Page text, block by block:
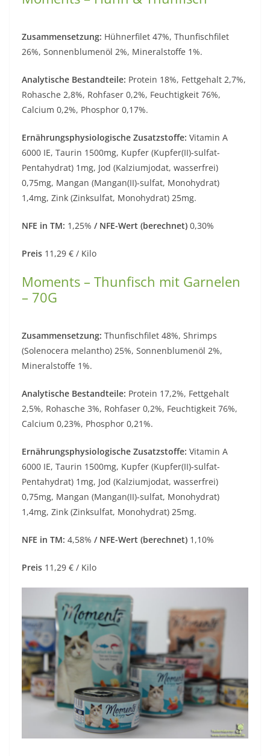
Zusammensetzung: Hühnerfilet 47%, Thunfischfilet
26%, Sonnenblumenöl 2%, Mineralstoffe 1%.
Analytische Bestandteile: Protein 18%, Fettgehalt 2,7%,
Rohasche 2,8%, Rohfaser 0,2%, Feuchtigkeit 76%,
Calcium 0,2%, Phosphor 0,17%.
Ernährungsphysiologische Zusatzstoffe: Vitamin A
6000 IE, Taurin 1500mg, Kupfer (Kupfer(II)-sulfat-
Pentahydrat) 1mg, Jod (Kalziumjodat, wasserfrei)
0,75mg, Mangan (Mangan(II)-sulfat, Monohydrat)
1,4mg, Zink (Zinksulfat, Monohydrat) 25mg.
NFE in TM: 1,25% / NFE-Wert (berechnet) 0,30%
Preis 11,29 € / Kilo
Moments – Thunfisch mit Garnelen
– 70G
Zusammensetzung: Thunfischfilet 48%, Shrimps
(Solenocera melantho) 25%, Sonnenblumenöl 2%,
Mineralstoffe 1%.
Analytische Bestandteile: Protein 17,2%, Fettgehalt
2,5%, Rohasche 3%, Rohfaser 0,2%, Feuchtigkeit 76%,
Calcium 0,23%, Phosphor 0,21%.
Ernährungsphysiologische Zusatzstoffe: Vitamin A
6000 IE, Taurin 1500mg, Kupfer (Kupfer(II)-sulfat-
Pentahydrat) 1mg, Jod (Kalziumjodat, wasserfrei)
0,75mg, Mangan (Mangan(II)-sulfat, Monohydrat)
1,4mg, Zink (Zinksulfat, Monohydrat) 25mg.
NFE in TM: 4,58% / NFE-Wert (berechnet) 1,10%
Preis 11,29 € / Kilo